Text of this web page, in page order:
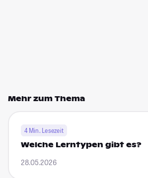
Mehr zum Thema
4 Min. Lesezeit
Welche Lerntypen gibt es?
28.05.2026